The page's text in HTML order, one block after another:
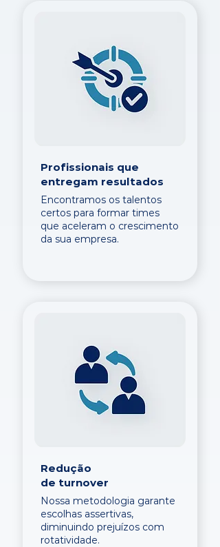
Profissionais que
entregam resultados
Encontramos os talentos
certos para formar times
que aceleram o crescimento
da sua empresa.
Redução
de turnover
Nossa metodologia garante
escolhas assertivas,
diminuindo prejuízos com
rotatividade.